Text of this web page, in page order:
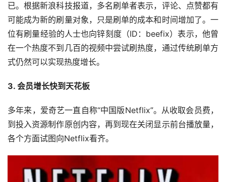
已。根据新浪科技报道，多名刷单者表示，评论、点赞都有
可能成为新的刷量对象，只是刷单的成本和时间增加了。一
位有刷量经验的人士也向锌刻度（ID：beefix）表示，他曾
在一个热度不到几百的视频中尝试刷热度，通过传统刷单方
式仍然可以实现热度增长。
3. 会员增长快到天花板
多年来，爱奇艺一直自称“中国版Netflix”。从收取会员费，
到投入资源制作原创内容，再到现在关闭显示前台播放量，
各个方面试图向Netflix看齐。